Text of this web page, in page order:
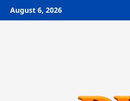
SkipAugust 6, 2026